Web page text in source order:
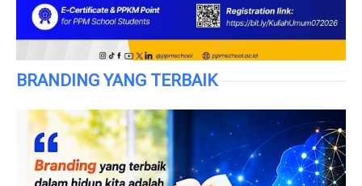
BRANDING YANG TERBAIK